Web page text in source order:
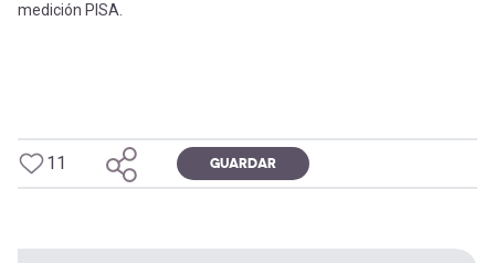
medición PISA.
11 GUARDAR